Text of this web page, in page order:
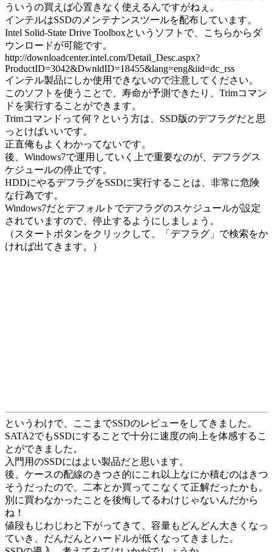
ういうの買えば心置きなく使えるんですがねぇ。
インテルはSSDのメンテナンスツールを配布しています。
Intel Solid-State Drive Toolboxというソフトで、こちらからダ
ウンロードが可能です。
http://downloadcenter.intel.com/Detail_Desc.aspx?
ProductID=3042&DwnldID=18455&lang=eng&iid=dc_rss
インテル製品にしか使用できないので注意してください。
このソフトを使うことで、寿命が予測できたり、Trimコマン
ドを実行することができます。
Trimコマンドって何？という方は、SSD版のデフラグだと思
っとけばいいです。
正直俺もよくわかってないです。
後、Windows7で運用していく上で重要なのが、デフラグス
ケジュールの停止です。
HDDにやるデフラグをSSDに実行することは、非常に危険
な行為です。
Windows7だとデフォルトでデフラグのスケジュールが設定
されていますので、停止するようにしましょう。
（スタートボタンをクリックして、「デフラグ」で検索をか
ければ出てきます。）
というわけで、ここまでSSDのレビューをしてきました。
SATA2でもSSDにすることで十分に速度の向上を体感するこ
とができました。
入門用のSSDにはよい製品だと思います。
後、ケースの配線のきつさ的にこれ以上なにか積むのはきつ
そうだったので、二本とか買ってこなくて正解だったかも。
別に買わなかったことを後悔してるわけじゃないんだから
ね！
値段もじわじわと下がってきて、容量もどんどん大きくなっ
ていき、だんだんとハードルが低くなってきました。